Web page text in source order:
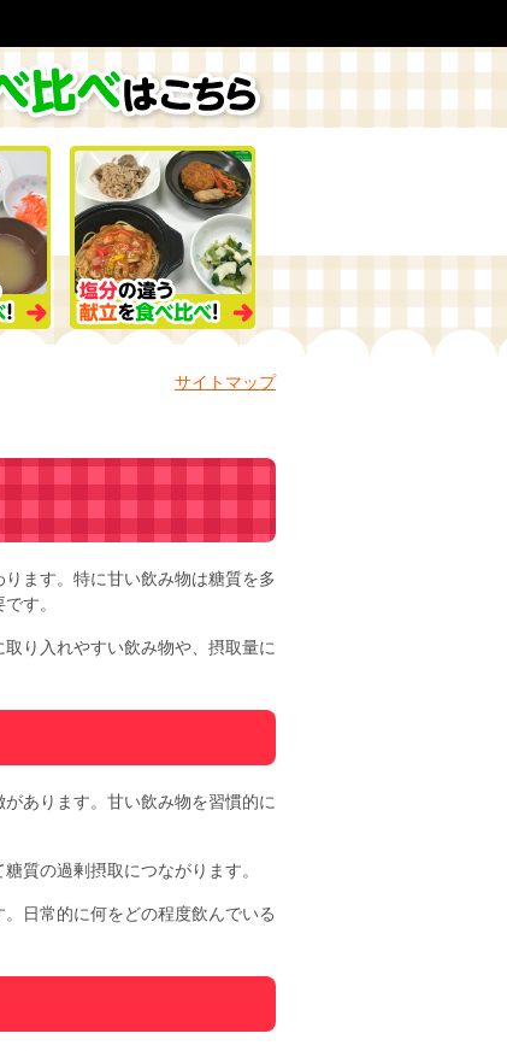
サイトマップ
ます。特に甘い飲み物は糖質を多
す。
り入れやすい飲み物や、摂取量に
あります。甘い飲み物を習慣的に
質の過剰摂取につながります。
日常的に何をどの程度飲んでいる